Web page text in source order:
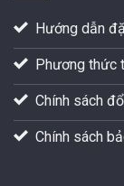
Hướng dẫn
Phương thức
Chính sách
Chính sách